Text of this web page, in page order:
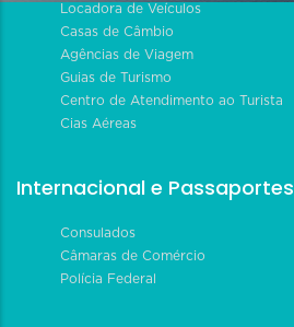
Locadora de Veículos
Casas de Câmbio
Agências de Viagem
Guias de Turismo
Centro de Atendimento ao Turista
Cias Aéreas
Internacional e Passaportes
Consulados
Câmaras de Comércio
Polícia Federal